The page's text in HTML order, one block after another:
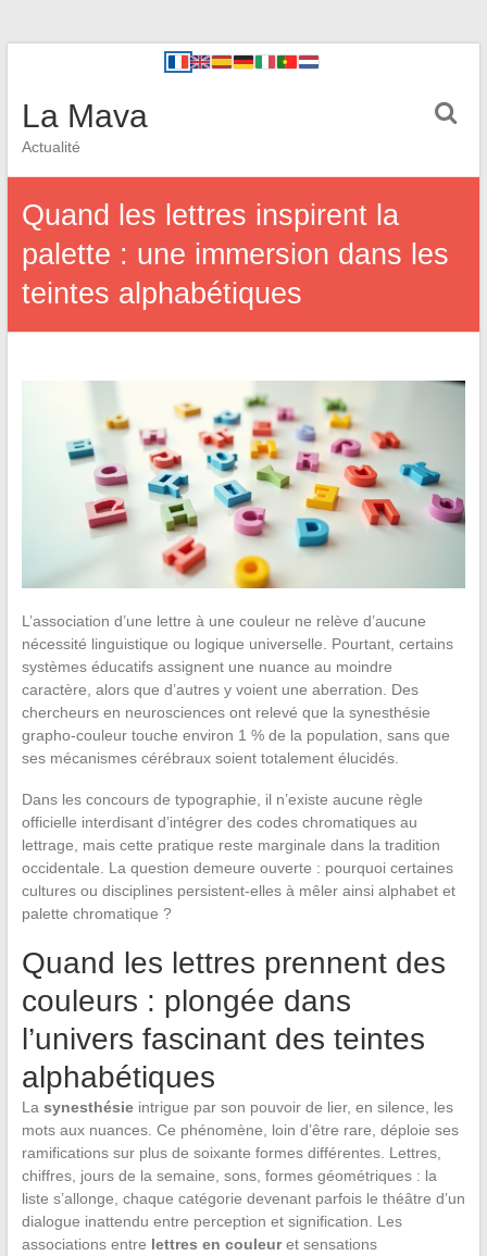
La Mava
Actualité
Quand les lettres inspirent la
palette : une immersion dans les
teintes alphabétiques
L’association d’une lettre à une couleur ne relève d’aucune
nécessité linguistique ou logique universelle. Pourtant, certains
systèmes éducatifs assignent une nuance au moindre
caractère, alors que d’autres y voient une aberration. Des
chercheurs en neurosciences ont relevé que la synesthésie
grapho-couleur touche environ 1 % de la population, sans que
ses mécanismes cérébraux soient totalement élucidés.
Dans les concours de typographie, il n’existe aucune règle
officielle interdisant d’intégrer des codes chromatiques au
lettrage, mais cette pratique reste marginale dans la tradition
occidentale. La question demeure ouverte : pourquoi certaines
cultures ou disciplines persistent-elles à mêler ainsi alphabet et
palette chromatique ?
Quand les lettres prennent des
couleurs : plongée dans
l’univers fascinant des teintes
alphabétiques
La synesthésieintrigue par son pouvoir de lier, en silence, les
mots aux nuances. Ce phénomène, loin d’être rare, déploie ses
ramifications sur plus de soixante formes différentes. Lettres,
chiffres, jours de la semaine, sons, formes géométriques : la
liste s’allonge, chaque catégorie devenant parfois le théâtre d’un
dialogue inattendu entre perception et signification. Les
associations entre lettres en couleuret sensations